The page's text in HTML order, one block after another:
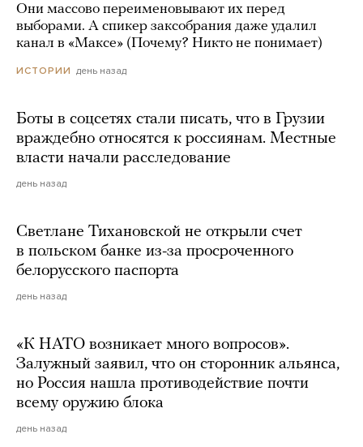
Они массово переименовывают их перед
выборами. А спикер заксобрания даже удалил
канал в «Максе» (Почему? Никто не понимает)
ИСТОРИИ день назад
Боты в соцсетях стали писать, что в Грузии
враждебно относятся к россиянам. Местные
власти начали расследование
день назад
Светлане Тихановской не открыли счет
в польском банке из-за просроченного
белорусского паспорта
день назад
«К НАТО возникает много вопросов».
Залужный заявил, что он сторонник альянса,
но Россия нашла противодействие почти
всему оружию блока
день назад